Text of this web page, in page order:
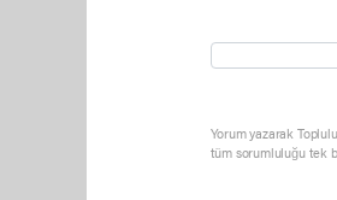
Yorum yazarak
tüm sorumluluğu tek